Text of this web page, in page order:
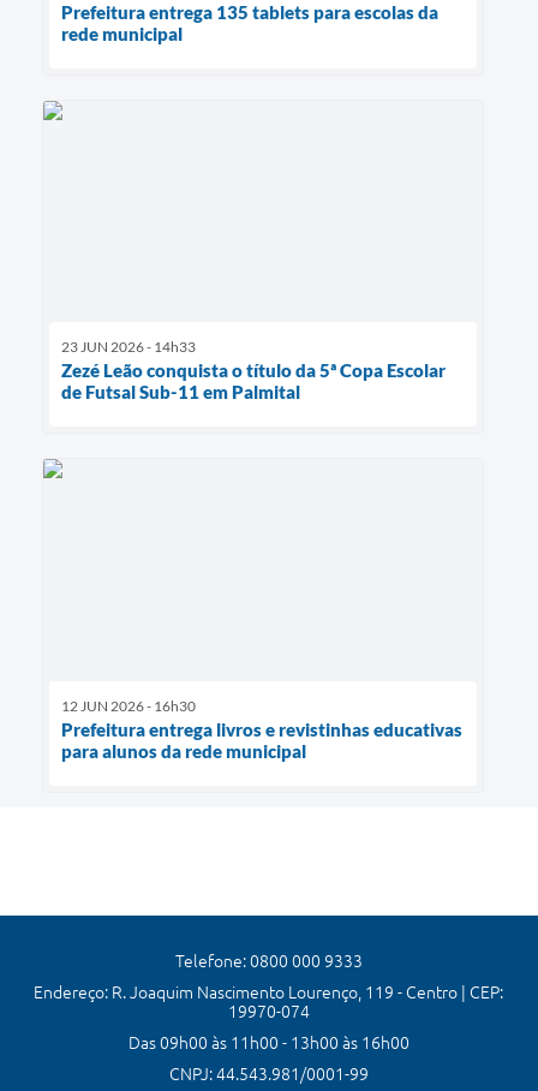
Prefeitura entrega 135 tablets para escolas da
rede municipal
23 JUN 2026 - 14h33
Zezé Leão conquista o título da 5ª Copa Escolar
de Futsal Sub-11 em Palmital
12 JUN 2026 - 16h30
Prefeitura entrega livros e revistinhas educativas
para alunos da rede municipal
Telefone: 0800 000 9333
Endereço: R. Joaquim Nascimento Lourenço, 119 - Centro | CEP:
19970-074
Das 09h00 às 11h00 - 13h00 às 16h00
CNPJ: 44.543.981/0001-99